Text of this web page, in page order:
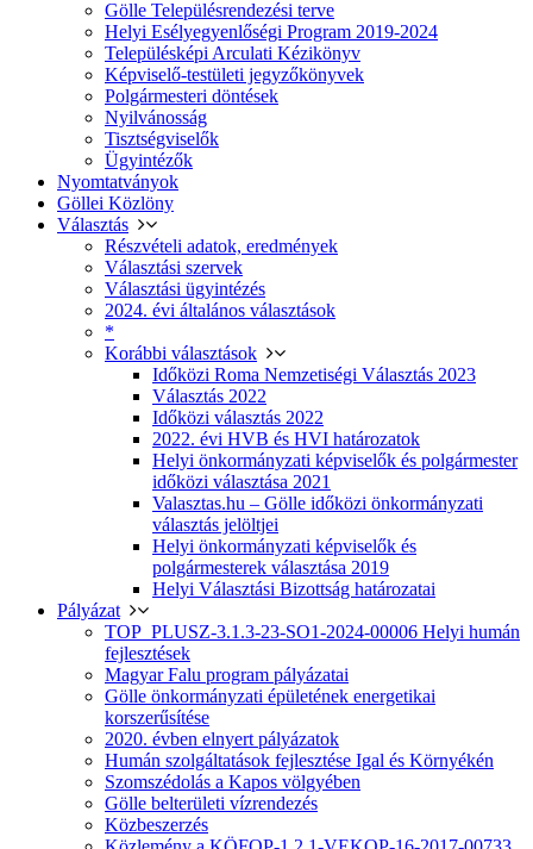
Gölle Településrendezési terve
Helyi Esélyegyenlőségi Program 2019-2024
Településképi Arculati Kézikönyv
Képviselő-testületi jegyzőkönyvek
Polgármesteri döntések
Nyilvánosság
Tisztségviselők
Ügyintézők
Nyomtatványok
Göllei Közlöny
Választás
Részvételi adatok, eredmények
Választási szervek
Választási ügyintézés
2024. évi általános választások
*
Korábbi választások
Időközi Roma Nemzetiségi Választás 2023
Választás 2022
Időközi választás 2022
2022. évi HVB és HVI határozatok
Helyi önkormányzati képviselők és polgármester
időközi választása 2021
Valasztas.hu – Gölle időközi önkormányzati
választás jelöltjei
Helyi önkormányzati képviselők és
polgármesterek választása 2019
Helyi Választási Bizottság határozatai
Pályázat
TOP_PLUSZ-3.1.3-23-SO1-2024-00006 Helyi humán
fejlesztések
Magyar Falu program pályázatai
Gölle önkormányzati épületének energetikai
korszerűsítése
2020. évben elnyert pályázatok
Humán szolgáltatások fejlesztése Igal és Környékén
Szomszédolás a Kapos völgyében
Gölle belterületi vízrendezés
Közbeszerzés